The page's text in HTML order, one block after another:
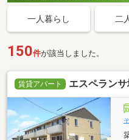
一人暮らし 二
150件が該当しました。
賃貸アパート エスペラン